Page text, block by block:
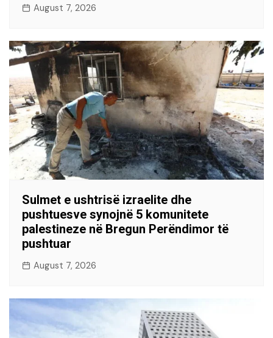
August 7, 2026
Sulmet e ushtrisë izraelite dhe
pushtuesve synojnë 5 komunitete
palestineze në Bregun Perëndimor të
pushtuar
August 7, 2026